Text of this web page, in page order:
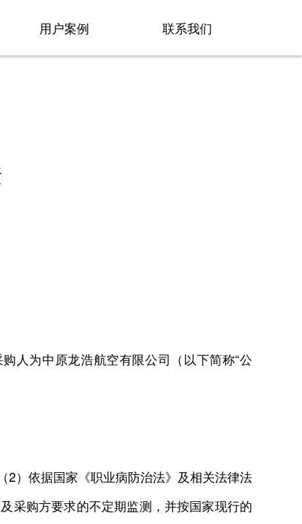
用户案例 联系我们
为中原龙浩航空有限公司（以下简称“公
）依据国家《职业病防治法》及相关法律法
采购方要求的不定期监测，并按国家现行的